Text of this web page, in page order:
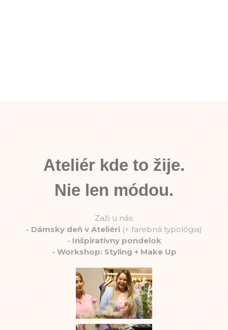
Ateliér kde to žije.
Nie len módou.
Zaži u nás:
- Dámsky deň v Ateliéri (+ farebná typológia)
- Inšpiratívny pondelok
- Workshop: Styling + Make Up